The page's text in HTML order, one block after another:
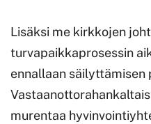
Lisäksi me kirkkojen
turvapaikkaprosessin
ennallaan säilyttämisen
murentaa